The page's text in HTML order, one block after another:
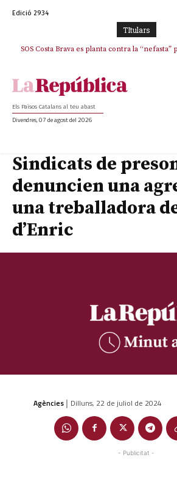
Edició 2934
TItulars
SOS Costa Brava es planta contra la “nefasta”
Els Països Catalans al teu abast
Divendres, 07 de agost del 2026
Sindicats de
denuncien una
una treballadora
d’Enric
Agències | Dilluns, 22 de juliol de 2024
- Publicitat -